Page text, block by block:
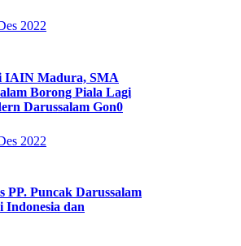
2022
IAIN Madura, SMA
Borong Piala Lagi
Darussalam Gon0
2022
PP. Puncak Darussalam
Indonesia dan